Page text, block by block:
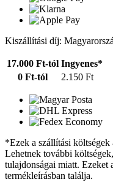
Kiszállítási díj:
17.000 Ft-tól Ingyenes*
0 Ft-tól
2.150 Ft
*Ezek a szállítási
Lehetnek további
tulajdonságai miatt.
termékleírásban találja.